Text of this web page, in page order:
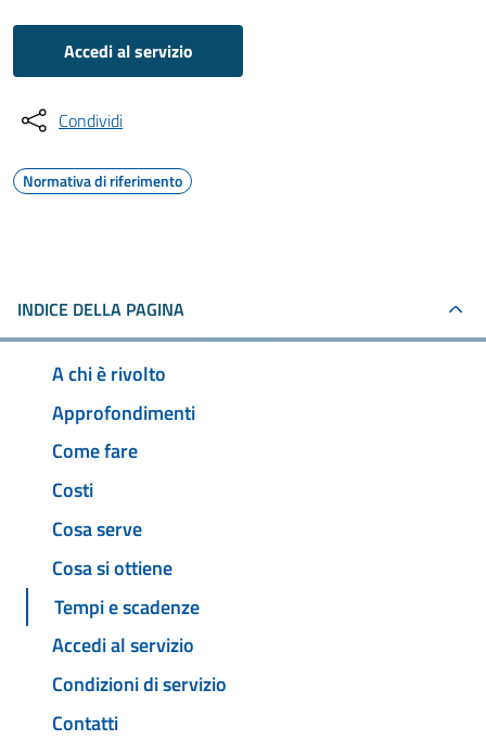
Accedi al servizio
Condividi
Normativa di riferimento
INDICE DELLA PAGINA
A chi è rivolto
Approfondimenti
Come fare
Costi
Cosa serve
Cosa si ottiene
Tempi e scadenze
Accedi al servizio
Condizioni di servizio
Contatti